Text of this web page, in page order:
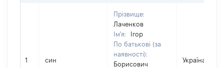
1 син
Прізвище:
Лаченков
Ім'я:
Ігор
По батькові (за
наявності):
Борисович
Україна